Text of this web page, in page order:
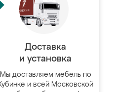
Доставка
и установка
Мы доставляем мебель по
и всей Московской